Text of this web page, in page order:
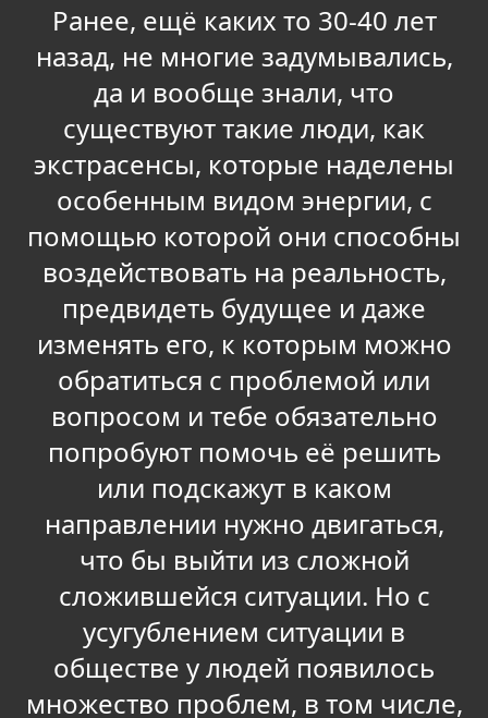
Ранее, ещё каких то 30-40 лет
назад, не многие задумывались,
да и вообще знали, что
существуют такие люди, как
экстрасенсы, которые наделены
особенным видом энергии, с
помощью которой они способны
воздействовать на реальность,
предвидеть будущее и даже
изменять его, к которым можно
обратиться с проблемой или
вопросом и тебе обязательно
попробуют помочь её решить
или подскажут в каком
направлении нужно двигаться,
что бы выйти из сложной
сложившейся ситуации. Но с
усугублением ситуации в
обществе у людей появилось
множество проблем, в том числе,